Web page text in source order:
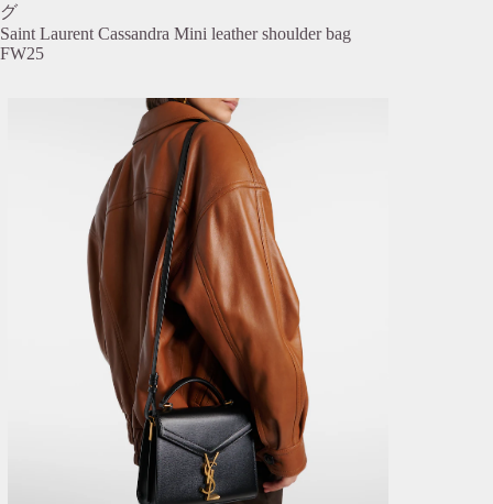
グ
Saint Laurent Cassandra Mini leather shoulder bag
FW25